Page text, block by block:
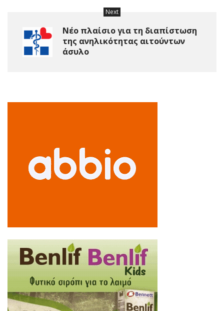
Next
Νέο πλαίσιο για τη διαπίστωση
της ανηλικότητας αιτούντων
άσυλο